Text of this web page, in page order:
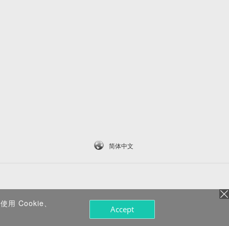
简体中文
用 Cookie、
Accept